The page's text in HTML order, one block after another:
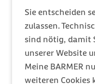
Sie entscheiden
zulassen.
sind nötig, damit
unserer Website
Meine BARMER
weiteren Cookies
Meine Barmer
Ein Zugang für alles